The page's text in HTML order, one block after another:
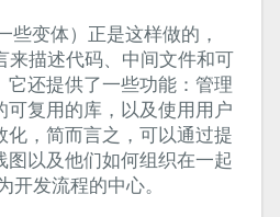
些变体）正是这样做的，
来描述代码、中间文件和可
还提供了一些功能：管理
复用的库，以及使用用户
化，简而言之，可以通过提
以及他们如何组织在一起
开发流程的中心。